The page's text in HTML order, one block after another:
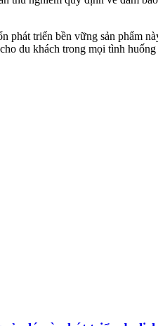
triển bền vững sản phẩm
du khách trong mọi tình